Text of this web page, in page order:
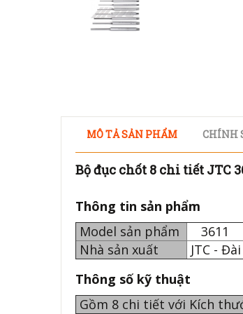
MÔ TẢ SẢN PHẨM CHÍNH
Bộ đục chốt 8 chi tiết JTC
Thông tin sản phẩm
Model sản phẩm
Nhà sản xuất
JTC -
Thông số kỹ thuật
Gồm 8 chi tiết với Kích